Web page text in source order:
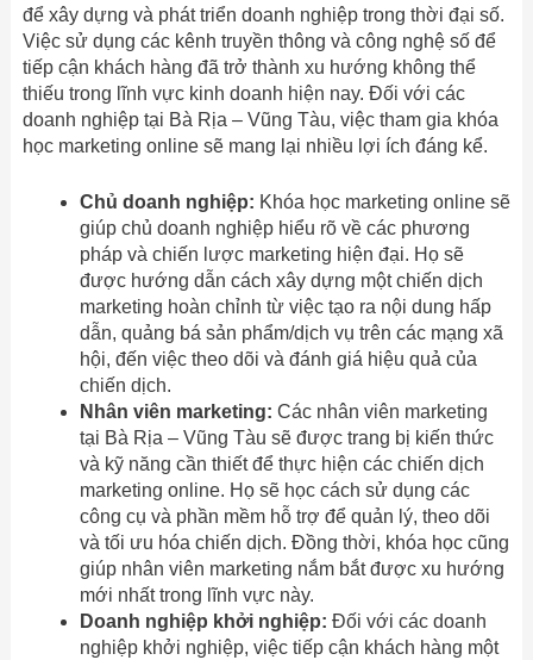
để xây dựng và phát triển doanh nghiệp trong thời đại số.
Việc sử dụng các kênh truyền thông và công nghệ số để
tiếp cận khách hàng đã trở thành xu hướng không thể
thiếu trong lĩnh vực kinh doanh hiện nay. Đối với các
doanh nghiệp tại Bà Rịa – Vũng Tàu, việc tham gia khóa
học marketing online sẽ mang lại nhiều lợi ích đáng kể.
Chủ doanh nghiệp: Khóa học marketing online sẽ
giúp chủ doanh nghiệp hiểu rõ về các phương
pháp và chiến lược marketing hiện đại. Họ sẽ
được hướng dẫn cách xây dựng một chiến dịch
marketing hoàn chỉnh từ việc tạo ra nội dung hấp
dẫn, quảng bá sản phẩm/dịch vụ trên các mạng xã
hội, đến việc theo dõi và đánh giá hiệu quả của
chiến dịch.
Nhân viên marketing: Các nhân viên marketing
tại Bà Rịa – Vũng Tàu sẽ được trang bị kiến thức
và kỹ năng cần thiết để thực hiện các chiến dịch
marketing online. Họ sẽ học cách sử dụng các
công cụ và phần mềm hỗ trợ để quản lý, theo dõi
và tối ưu hóa chiến dịch. Đồng thời, khóa học cũng
giúp nhân viên marketing nắm bắt được xu hướng
mới nhất trong lĩnh vực này.
Doanh nghiệp khởi nghiệp: Đối với các doanh
nghiệp khởi nghiệp, việc tiếp cận khách hàng một